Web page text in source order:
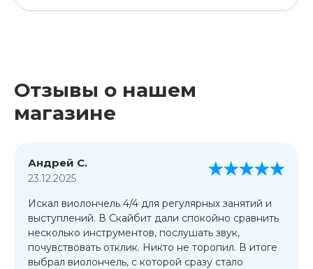
Отзывы о нашем
магазине
Андрей С.
23.12.2025
Искал виолончель 4/4 для регулярных занятий и
выступлений. В Скайбит дали спокойно сравнить
несколько инструментов, послушать звук,
почувствовать отклик. Никто не торопил. В итоге
выбрал виолончель, с которой сразу стало